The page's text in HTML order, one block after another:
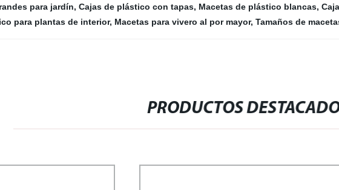
para jardín, Cajas de plástico con tapas, Macetas de plástico blancas,
para plantas de interior, Macetas para vivero al por mayor, Tamaños de
PRODUCTOS